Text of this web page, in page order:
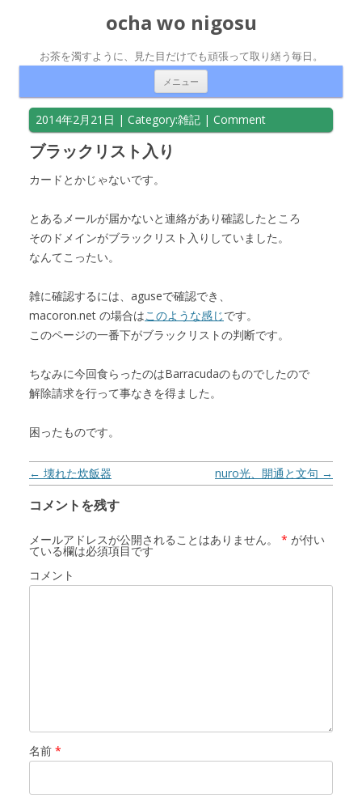
ocha wo nigosu
お茶を濁すように、見た目だけでも頑張って取り繕う毎日。
メニュー
2014年2月21日 | Category:雑記 | Comment
ブラックリスト入り
カードとかじゃないです。
とあるメールが届かないと連絡があり確認したところ
そのドメインがブラックリスト入りしていました。
なんてこったい。
雑に確認するには、aguseで確認でき、
macoron.net の場合はこのような感じです。
このページの一番下がブラックリストの判断です。
ちなみに今回食らったのはBarracudaのものでしたので
解除請求を行って事なきを得ました。
困ったものです。
投稿ナビゲーション nuro光、開通と文句 →
← 壊れた炊飯器
コメントを残す
メールアドレスが公開されることはありません。 * が付い
ている欄は必須項目です
コメント
名前 *